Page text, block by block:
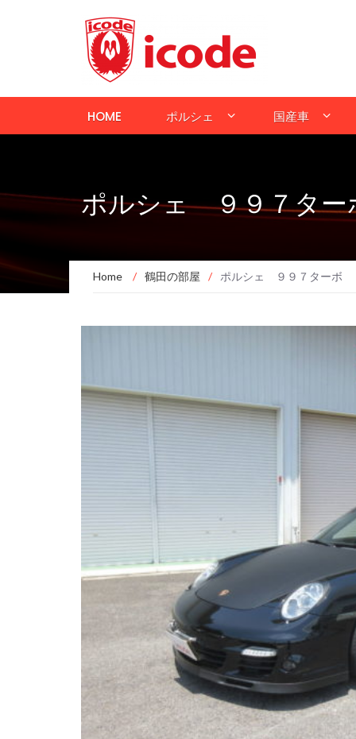
HOME ポルシェ 国産車
ポルシェ ９９７タ
Home / 鶴田の部屋 / ポルシェ ９９７ターボ